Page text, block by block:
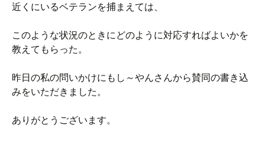
近くにいるベテランを捕まえては、
このような状況のときにどのように対応すればよいかを
教えてもらった。
昨日の私の問いかけにもし～やんさんから賛同の書き込
みをいただきました。
ありがとうございます。